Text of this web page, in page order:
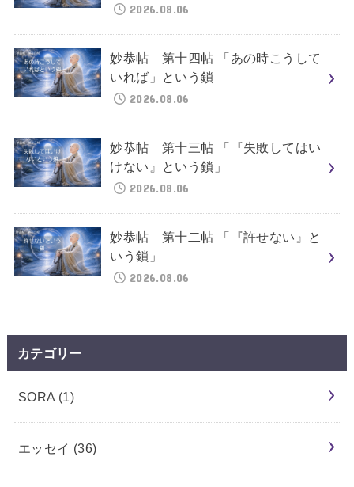
2026.08.06
妙恭帖 第十四帖 「あの時こうして
いれば」という鎖
2026.08.06
妙恭帖 第十三帖 「『失敗してはい
けない』という鎖」
2026.08.06
妙恭帖 第十二帖 「『許せない』と
いう鎖」
2026.08.06
カテゴリー
SORA (1)
エッセイ (36)